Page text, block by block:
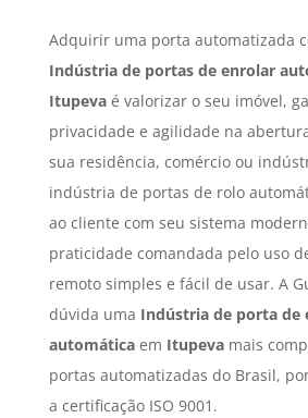
Adquirir uma porta automatizada
Indústria de portas de enrolar
Itupevaé valorizar o seu imóvel,
privacidade e agilidade na
sua residência, comércio ou
indústria de portas de rolo
ao cliente com seu sistema
praticidade comandada pelo uso
remoto simples e fácil de usar. A
dúvida uma Indústria de porta de
automáticaem Itupevamais
portas automatizadas do Brasil,
a certificação ISO 9001.